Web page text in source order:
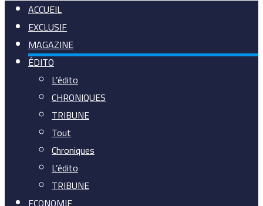
ACCUEIL
EXCLUSIF
MAGAZINE
ÉDITO
L’édito
CHRONIQUES
TRIBUNE
Tout
Chroniques
L’édito
TRIBUNE